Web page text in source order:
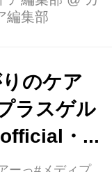
編集部
りのケア
ラスゲル
・...